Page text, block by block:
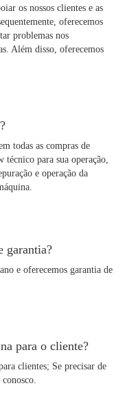
os nossos clientes e as
oferecemos
problemas nos
Além disso, oferecemos
todas as compras de
técnico para sua operação,
e operação da
garantia?
e oferecemos garantia de
para o cliente?
clientes; Se precisar de